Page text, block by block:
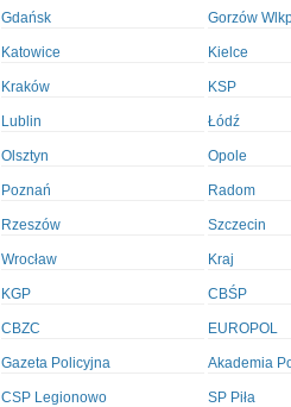
Gdańsk Gorzów
Katowice Kielce
Kraków KSP
Lublin Łódź
Olsztyn Opole
Poznań Radom
Rzeszów Szczecin
Wrocław Kraj
KGP CBŚP
CBZC EUROPOL
Gazeta Policyjna Akademia
CSP Legionowo SP Piła